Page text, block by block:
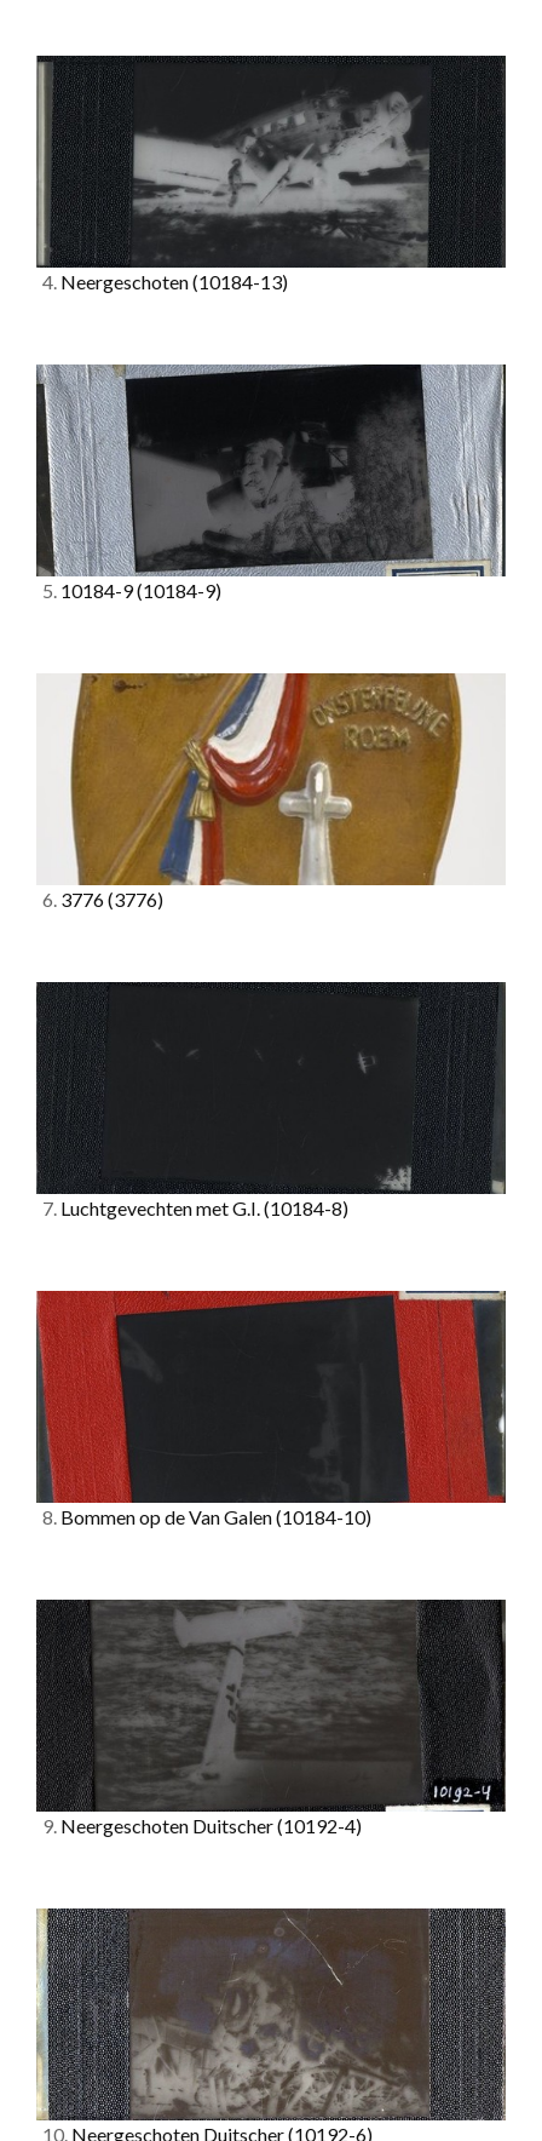
4. Neergeschoten(10184-13)
5. 10184-9(10184-9)
6. 3776(3776)
7. Luchtgevechten met G.I.(10184-8)
8. Bommen op de Van Galen(10184-10)
9. Neergeschoten Duitscher(10192-4)
10. Neergeschoten Duitscher(10192-6)